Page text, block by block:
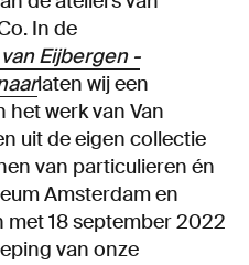
In de
Eijbergen -
laten wij een
werk van Van
uit de eigen collectie
van particulieren én
Amsterdam en
met 18 september 2022
van onze